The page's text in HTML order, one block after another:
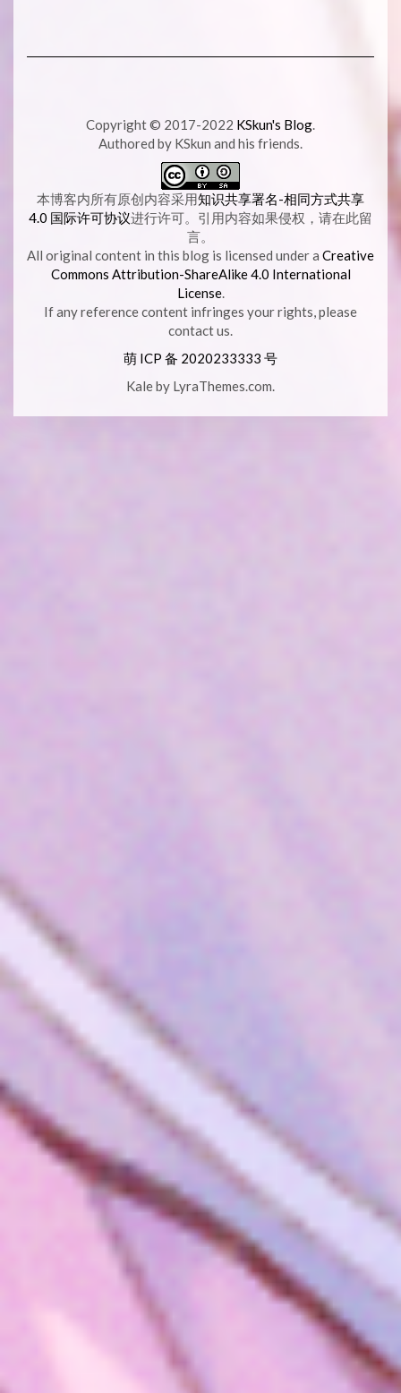
Copyright © 2017-2022 KSkun's Blog.
Authored by KSkun and his friends.
本博客内所有原创内容采用知识共享署名-相同方式共享
4.0 国际许可协议进行许可。引用内容如果侵权，请在此留
言。
All original content in this blog is licensed under a Creative
Commons Attribution-ShareAlike 4.0 International
License.
If any reference content infringes your rights, please
contact us.
萌 ICP 备 2020233333 号
Kaleby LyraThemes.com.